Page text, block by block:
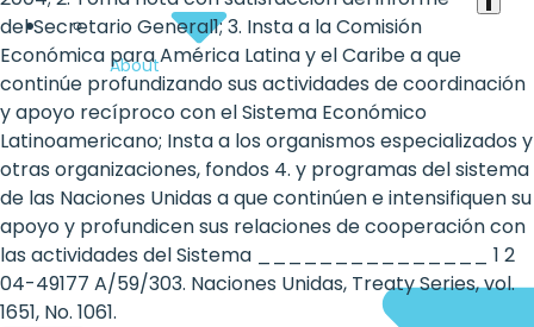
About
del Secretario General1; 3. Insta a la Comisión
Económica para América Latina y el Caribe a que
continúe profundizando sus actividades de coordinación
y apoyo recíproco con el Sistema Económico
Latinoamericano; Insta a los organismos especializados y
otras organizaciones, fondos 4. y programas del sistema
de las Naciones Unidas a que continúen e intensifiquen su
apoyo y profundicen sus relaciones de cooperación con
las actividades del Sistema _______________ 1 2
04-49177 A/59/303. Naciones Unidas, Treaty Series, vol.
1651, No. 1061.